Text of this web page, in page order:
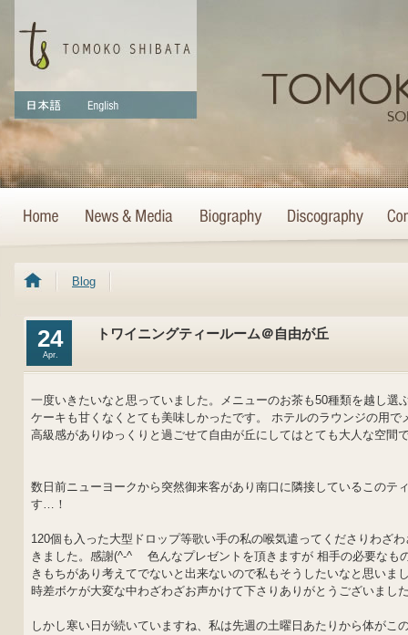
Blog
24
Apr.
トワイニングティールーム＠自由が丘
一度いきたいなと思っていました。メニューのお茶も50種類を越し選
ケーキも甘くなくとても美味しかったです。 ホテルのラウンジの用で
高級感がありゆっくりと過ごせて自由が丘にしてはとても大人な空間
数日前ニューヨークから突然御来客があり南口に隣接しているこのテ
す…！
120個も入った大型ドロップ等歌い手の私の喉気遣ってくださりわざ
きました。感謝(^-^ゞ 色んなプレゼントを頂きますが 相手の必要なも
きもちがあり考えてでないと出来ないので私もそうしたいなと思いま
時差ボケが大変な中わざわざお声かけて下さりありがとうございまし
しかし寒い日が続いていますね、私は先週の土曜日あたりから体がこ